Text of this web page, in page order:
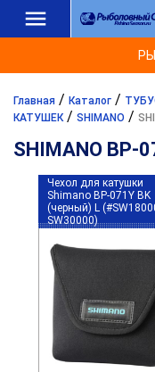
Главная / Каталог /
КАТУШЕК/ SHIMANO /
SHIMANO BP-
Чехол для катушки
Shimano BP-071Y BK
(черный) L
SW30000)